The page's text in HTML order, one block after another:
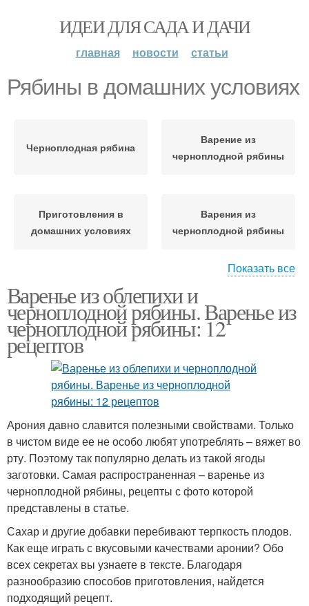
ИДЕИ ДЛЯ САДА И ДАЧИ
главная новости статьи
Рябины в домашних условиях
Черноплодная рябина
Варение из
черноплодной рябины
Приготовления в
домашних условиях
Варения из
черноплодной рябины
Рябины с яблоками Черная рябина
Рябины через
мясорубку
Рябины с вишневым
Показать все
Варенье из облепихи и
черноплодной рябины. Варенье из
черноплодной рябины: 12
рецептов
Арония давно славится полезными свойствами. Только
в чистом виде ее не особо любят употреблять – вяжет во
рту. Поэтому так популярно делать из такой ягоды
заготовки. Самая распространенная – варенье из
черноплодной рябины, рецепты с фото которой
представлены в статье.
Сахар и другие добавки перебивают терпкость плодов.
Как еще играть с вкусовыми качествами аронии? Обо
всех секретах вы узнаете в тексте. Благодаря
разнообразию способов приготовления, найдется
подходящий рецепт.